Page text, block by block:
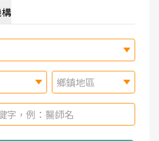
鄉鎮地區